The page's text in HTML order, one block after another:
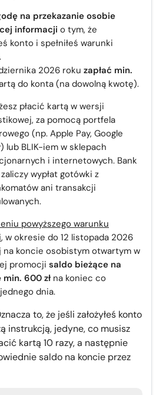
na przekazanie osobie
informacji o tym, że
konto i spełniłeś warunki
2026 roku zapłać min.
do konta (na dowolną kwotę).
płacić kartą w wersji
za pomocą portfela
(np. Apple Pay, Google
lub BLIK-iem w sklepach
i internetowych. Bank
wypłat gotówki z
ani transakcji
powyższego warunku
, w okresie do 12 listopada 2026
na koncie osobistym otwartym w
promocji saldo bieżące na
600 zł na koniec co
dnia.
to, że jeśli założyłeś konto
instrukcją, jedyne, co musisz
kartą 10 razy, a następnie
saldo na koncie przez